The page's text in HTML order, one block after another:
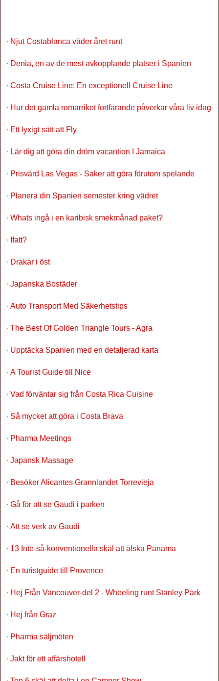
· Njut Costablanca väder året runt
· Denia, en av de mest avkopplande platser i Spanien
· Costa Cruise Line: En exceptionell Cruise Line
· Hur det gamla romarriket fortfarande påverkar våra liv idag
· Ett lyxigt sätt att Fly
· Lär dig att göra din dröm vacantion I Jamaica
· Prisvärd Las Vegas - Saker att göra förutom spelande
· Planera din Spanien semester kring vädret
· Whats ingå i en karibisk smekmånad paket?
· Ifatt?
· Drakar i öst
· Japanska Bostäder
· Auto Transport Med Säkerhetstips
· The Best Of Golden Triangle Tours - Agra
· Upptäcka Spanien med en detaljerad karta
· A Tourist Guide till Nice
· Vad förväntar sig från Costa Rica Cuisine
· Så mycket att göra i Costa Brava
· Pharma Meetings
· Japansk Massage
· Besöker Alicantes Grannlandet Torrevieja
· Gå för att se Gaudi i parken
· Att se verk av Gaudi
· 13 Inte-så-konventionella skäl att älska Panama
· En turistguide till Provence
· Hej Från Vancouver-del 2 - Wheeling runt Stanley Park
· Hej från Graz
· Pharma säljmöten
· Jakt för ett affärshotell